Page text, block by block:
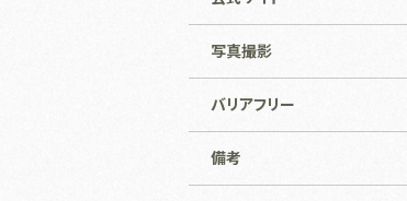
写真撮影
バリアフリー
備考